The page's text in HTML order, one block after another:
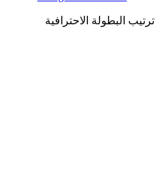
ترتيب البطولة الاحترافية